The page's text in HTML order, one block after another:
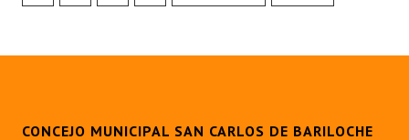
CONCEJO MUNICIPAL SAN CARLOS DE BARILOCHE